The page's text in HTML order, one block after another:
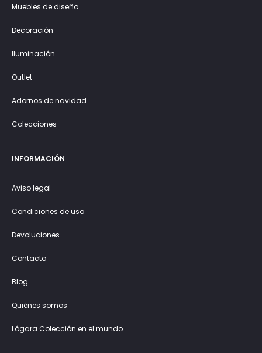
Muebles de diseño
Decoración
Iluminación
Outlet
Adornos de navidad
Colecciones
INFORMACIÓN
Aviso legal
Condiciones de uso
Devoluciones
Contacto
Blog
Quiénes somos
Lógara Colección en el mundo